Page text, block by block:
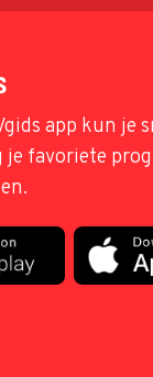
app kun je
je favoriete